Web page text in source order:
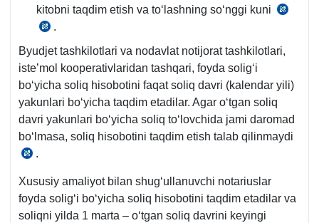
kitobni taqdim etish va toʻlashning soʻnggi kuni
m.
q.
SK
340-
m.
.
Byudjet tashkilotlari va nodavlat notijorat tashkilotlari,
iste’mol kooperativlaridan tashqari, foyda soligʻi
boʻyicha soliq hisobotini faqat soliq davri (kalendar yili)
yakunlari boʻyicha taqdim etadilar. Agar oʻtgan soliq
davri yakunlari boʻyicha soliq toʻlovchida jami daromad
boʻlmasa, soliq hisobotini taqdim etish talab qilinmaydi
SK
6-
.
Xususiy amaliyot bilan shugʻullanuvchi notariuslar
foyda soligʻi boʻyicha soliq hisobotini taqdim etadilar va
soliqni yilda 1 marta – oʻtgan soliq davrini keyingi